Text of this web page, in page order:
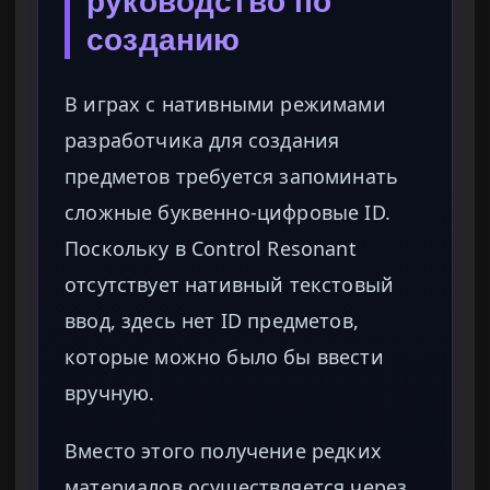
созданию
В играх с нативными режимами
разработчика для создания
предметов требуется запоминать
сложные буквенно-цифровые ID.
Поскольку в Control Resonant
отсутствует нативный текстовый
ввод, здесь нет ID предметов,
которые можно было бы ввести
вручную.
Вместо этого получение редких